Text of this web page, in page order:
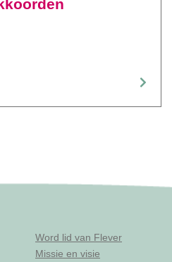
Word lid van Flever
Missie en visie